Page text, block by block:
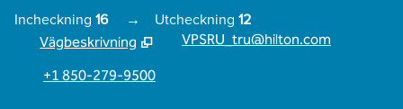
Incheckning 16 → Utcheckning 12
Vägbeskrivning
Öppnar ny flik
VPSRU_tru@hilton.com
+1 850-279-9500